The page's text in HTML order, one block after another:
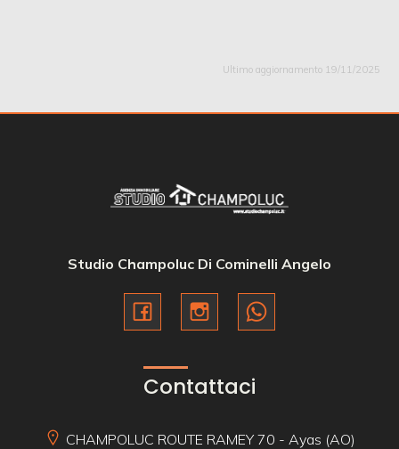
Ultimo aggiornamento 19/11/2025
Studio Champoluc Di Cominelli Angelo
Contattaci
CHAMPOLUC ROUTE RAMEY 70 - Ayas (AO)